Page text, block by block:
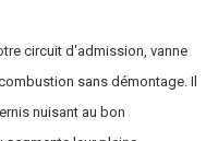
circuit d'admission, vanne
sans démontage. Il
nuisant au bon